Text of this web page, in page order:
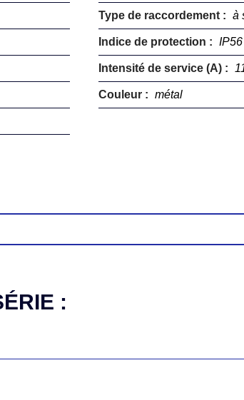
Type de raccordement : à
Indice de protection : IP56
Intensité de service (A) :
Couleur : métal
: